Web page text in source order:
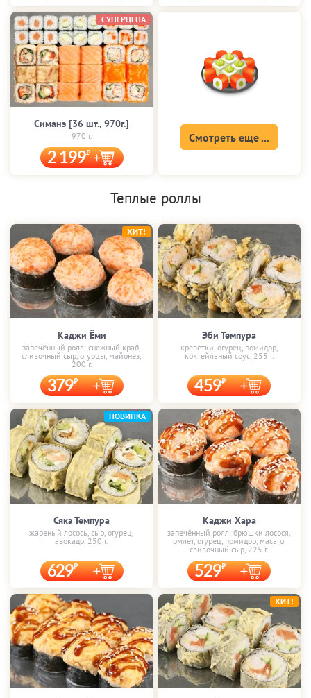
Симанэ [36 шт., 970г.]
970 г.
2 199
СУПЕРЦЕНА
Смотреть еще ...
Теплые роллы
Каджи Ёми
запечённый ролл: снежный краб,
сливочный сыр, огурцы, майонез,
200 г.
379
ХИТ!
Эби Темпура
креветки, огурец, помидор,
коктейльный соус, 255 г.
459
Сякэ Темпура
жареный лосось, сыр, огурец,
авокадо, 250 г.
629
НОВИНКА
Каджи Хара
запечённый ролл: брюшки лосося,
омлет, огурец, помидор, масаго,
сливочный сыр, 225 г.
529
ХИТ!